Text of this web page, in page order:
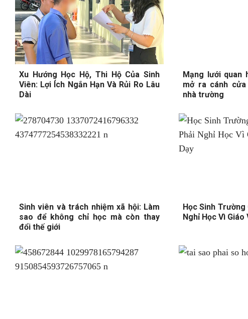
Xu Hướng Học Hộ, Thi Hộ Của Sinh
Viên: Lợi Ích Ngắn Hạn Và Rủi Ro Lâu
Dài
Mạng lưới quan
mở ra cánh
nhà trường
Sinh viên và trách nhiệm xã hội: Làm
sao để không chỉ học mà còn thay
đổi thế giới
Học Sinh Trường
Nghỉ Học Vì